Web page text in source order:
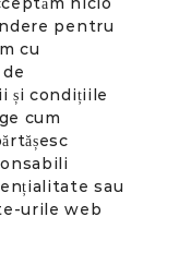
pentru
cu
și condițiile
cum
sau
urile web